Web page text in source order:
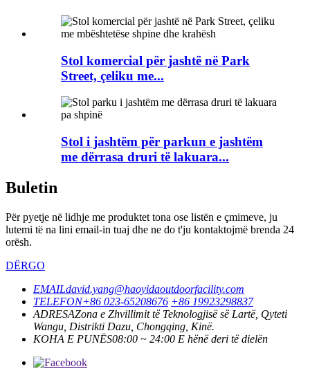
Stol komercial për jashtë në Park
Street, çeliku me...
Stol i jashtëm për parkun e jashtëm
me dërrasa druri të lakuara...
Buletin
Për pyetje në lidhje me produktet tona ose listën e çmimeve, ju
lutemi të na lini email-in tuaj dhe ne do t'ju kontaktojmë brenda 24
orësh.
DËRGO
EMAILdavid.yang@haoyidaoutdoorfacility.com
TELEFON+86 023-65208676 +86 19923298837
ADRESAZona e Zhvillimit të Teknologjisë së Lartë, Qyteti
Wangu, Distrikti Dazu, Chongqing, Kinë.
KOHA E PUNËS08:00 ~ 24:00 E hënë deri të dielën